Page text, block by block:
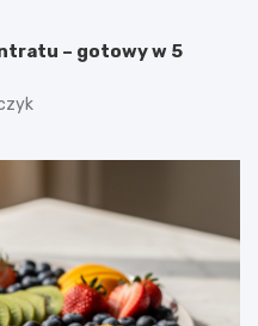
– gotowy w 5